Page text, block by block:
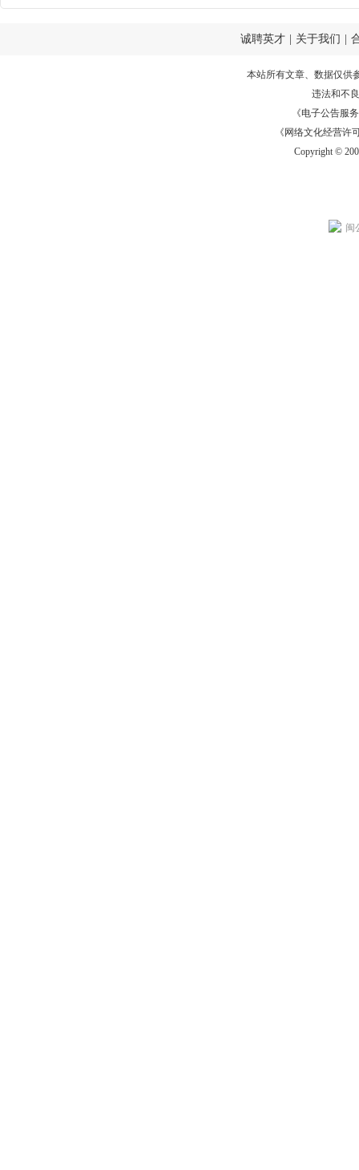
诚聘英才 关于我们
本站所有文章、数据仅供
违法和不
《电子公告服务
《网络文化经营许
Copyright ©
闽